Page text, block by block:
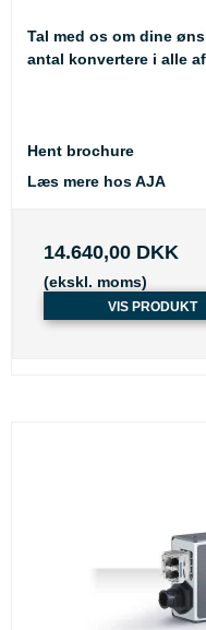
Tal med os om dine
antal konvertere i alle
Hent brochure
Læs mere hos AJA
14.640,00 DKK
(ekskl. moms)
VIS PRODUKT